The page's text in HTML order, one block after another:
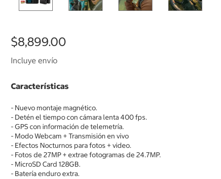
$8,899.00
Incluye envío
Características
- Nuevo montaje magnético.
- Detén el tiempo con cámara lenta 400 fps.
- GPS con información de telemetría.
- Modo Webcam + Transmisión en vivo
- Efectos Nocturnos para fotos + video.
- Fotos de 27MP + extrae fotogramas de 24.7MP.
- MicroSD Card 128GB.
- Batería enduro extra.